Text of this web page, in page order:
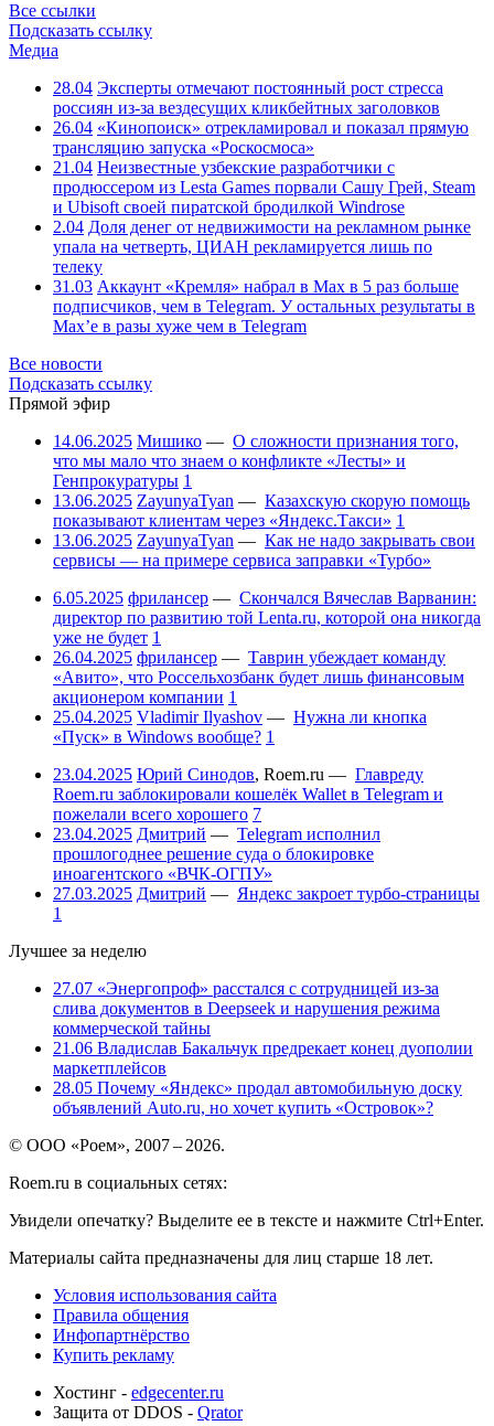
Все ссылки
Подсказать ссылку
Медиа
28.04 Эксперты отмечают постоянный рост стресса
россиян из-за вездесущих кликбейтных заголовков
26.04 «Кинопоиск» отрекламировал и показал прямую
трансляцию запуска «Роскосмоса»
21.04 Неизвестные узбекские разработчики с
продюссером из Lesta Games порвали Сашу Грей, Steam
и Ubisoft своей пиратской бродилкой Windrose
2.04 Доля денег от недвижимости на рекламном рынке
упала на четверть, ЦИАН рекламируется лишь по
телеку
31.03 Аккаунт «Кремля» набрал в Max в 5 раз больше
подписчиков, чем в Telegram. У остальных результаты в
Max’е в разы хуже чем в Telegram
Все новости
Подсказать ссылку
Прямой эфир
14.06.2025 Мишико — О сложности признания того,
что мы мало что знаем о конфликте «Лесты» и
Генпрокуратуры 1
13.06.2025 ZayunyaTyan — Казахскую скорую помощь
показывают клиентам через «Яндекс.Такси» 1
13.06.2025 ZayunyaTyan — Как не надо закрывать свои
сервисы — на примере сервиса заправки «Турбо»
6.05.2025 фрилансер — Скончался Вячеслав Варванин:
директор по развитию той Lenta.ru, которой она никогда
уже не будет 1
26.04.2025 фрилансер — Таврин убеждает команду
«Авито», что Россельхозбанк будет лишь финансовым
акционером компании 1
25.04.2025 Vladimir Ilyashov — Нужна ли кнопка
«Пуск» в Windows вообще? 1
23.04.2025 Юрий Синодов, Roem.ru — Главреду
Roem.ru заблокировали кошелёк Wallet в Telegram и
пожелали всего хорошего 7
23.04.2025 Дмитрий — Telegram исполнил
прошлогоднее решение суда о блокировке
иноагентского «ВЧК-ОГПУ»
27.03.2025 Дмитрий — Яндекс закроет турбо-страницы
1
Лучшее за неделю
27.07 «Энергопроф» расстался с сотрудницей из-за
слива документов в Deepseek и нарушения режима
коммерческой тайны
21.06 Владислав Бакальчук предрекает конец дуополии
маркетплейсов
28.05 Почему «Яндекс» продал автомобильную доску
объявлений Auto.ru, но хочет купить «Островок»?
© ООО «Роем», 2007 – 2026.
Roem.ru в социальных сетях:
Увидели опечатку? Выделите ее в тексте и нажмите Ctrl+Enter.
Материалы сайта предназначены для лиц старше 18 лет.
Условия использования сайта
Правила общения
Инфопартнёрство
Купить рекламу
Хостинг - edgecenter.ru
Защита от DDOS - Qrator